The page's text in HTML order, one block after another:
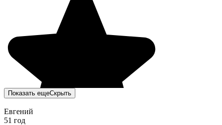
Показать ещеСкрыть
Евгений
51 год